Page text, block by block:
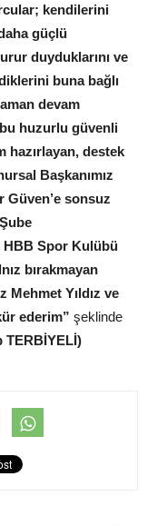
kendilerini
güçlü
duyduklarını ve
buna bağlı
devam
bu huzurlu güvenli
hazırlayan, destek
Başkanımız
Güven’e sonsuz
HBB Spor Kulübü
bırakmayan
Mehmet Yıldız ve
ederim” şeklinde
TERBİYELİ)